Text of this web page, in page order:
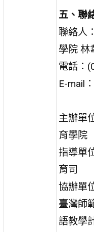
五、聯
聯絡人
學院 林
電話：
E-mail：
主辦單
育學院
指導單
育司
協辦單
臺灣師
語教學